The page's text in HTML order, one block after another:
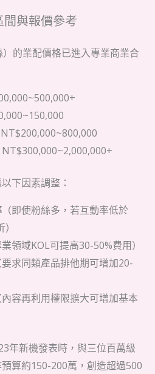
與報價參考
的業配價格已進入專業商業合
NT$200,000~800,000
NT$300,000~2,000,000+
下因素調整：
（即使粉絲多，若互動率低於
業領域KOL可提高30-50%費用）
要求同類產品排他期可增加20-
內容再利用權限擴大可增加基本
年新機發表時，與三位百萬級
算約150-200萬，創造超過500